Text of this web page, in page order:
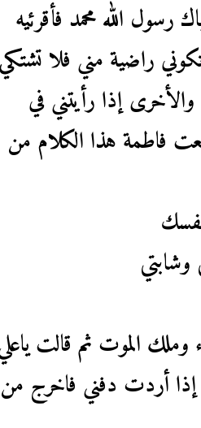
رسول الله محمد فأقرئيه
راضية مني فلا تشتكي
إذا رأيتني في
فاطمة هذا الكلام من
وملك الموت ثم قالت
إذا أردت دفني فاخرج من